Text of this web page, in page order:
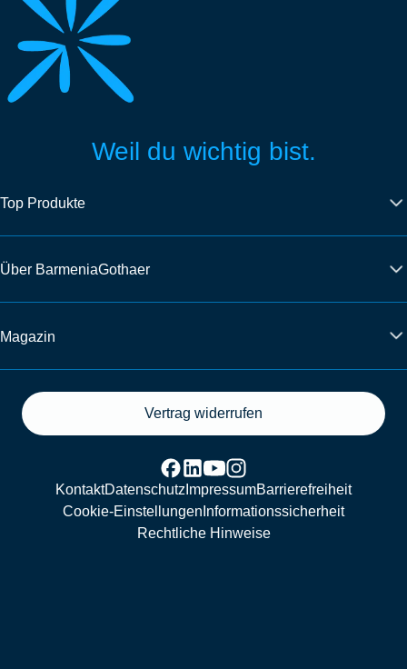
Weil du wichtig bist.
Top Produkte
Über BarmeniaGothaer
Magazin
Vertrag widerrufen
KontaktDatenschutz ImpressumBarrierefreiheit
Cookie-Einstellungen Informationssicherheit
Rechtliche Hinweise